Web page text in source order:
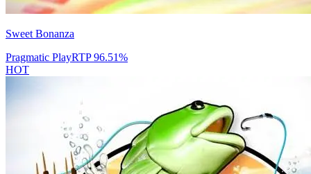
Sweet Bonanza
Pragmatic PlayRTP96.51%
HOT